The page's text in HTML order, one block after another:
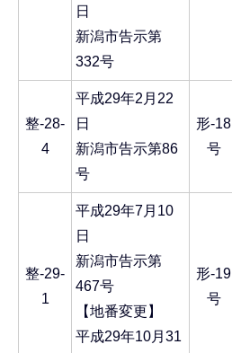
日
新潟市告示第
332号
整-28-
4
平成29年2月22
日
新潟市告示第86
号
形-18
号
整-29-
1
平成29年7月10
日
新潟市告示第
467号
【地番変更】
平成29年10月31
形-19
号